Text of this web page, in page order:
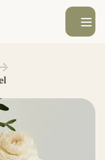
Ouvrir le